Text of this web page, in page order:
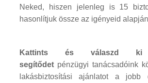
Neked, hiszen jelenleg is 15
hasonlítjuk össze az igényeid
Kattints és válaszd ki
segítődet pénzügyi tanácsadóink
lakásbiztosítási ajánlatot a jobb